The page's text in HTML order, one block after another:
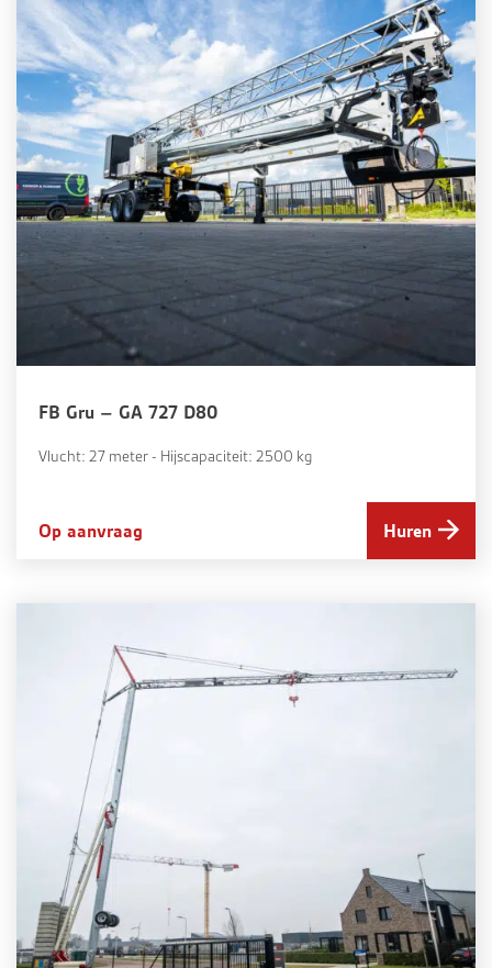
FB Gru – GA 727 D80
Vlucht: 27 meter - Hijscapaciteit: 2500 kg
Op aanvraag Huren